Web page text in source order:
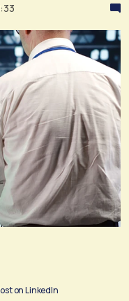
on LinkedIn